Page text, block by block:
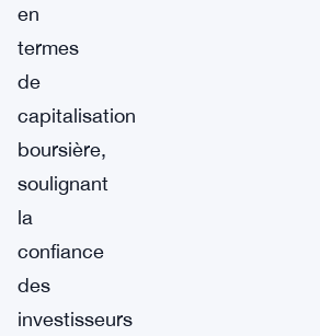
en
termes
de
capitalisation
boursière,
soulignant
la
confiance
des
investisseurs